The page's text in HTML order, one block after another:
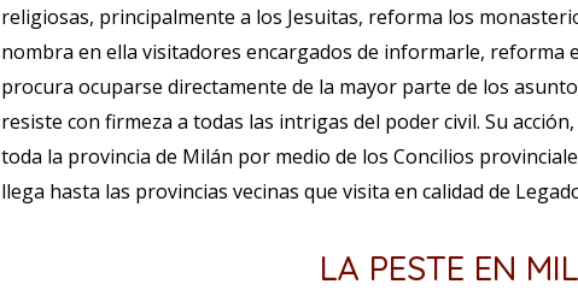
religiosas, principalmente a los Jesuitas, reforma los
nombra en ella visitadores encargados de informarle, reforma
procura ocuparse directamente de la mayor parte de los
resiste con firmeza a todas las intrigas del poder civil. Su
toda la provincia de Milán por medio de los Concilios
llega hasta las provincias vecinas que visita en calidad de
LA PESTE EN